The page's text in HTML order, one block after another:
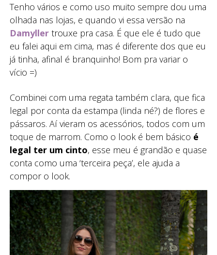
Tenho vários e como uso muito sempre dou uma
olhada nas lojas, e quando vi essa versão na
Damyller trouxe pra casa. É que ele é tudo que
eu falei aqui em cima, mas é diferente dos que eu
já tinha, afinal é branquinho! Bom pra variar o
vício =)
Combinei com uma regata também clara, que fica
legal por conta da estampa (linda né?) de flores e
pássaros. Aí vieram os acessórios, todos com um
toque de marrom. Como o look é bem básico é
legal ter um cinto, esse meu é grandão e quase
conta como uma ‘terceira peça’, ele ajuda a
compor o look.